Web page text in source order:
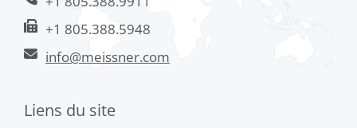
+1 805.388.5948
info@meissner.com
Liens du site